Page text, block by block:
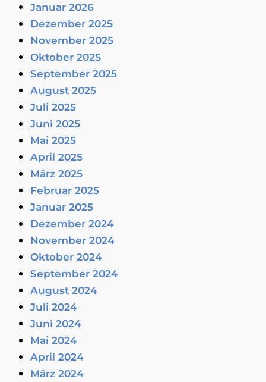
Januar 2026
Dezember 2025
November 2025
Oktober 2025
September 2025
August 2025
Juli 2025
Juni 2025
Mai 2025
April 2025
März 2025
Februar 2025
Januar 2025
Dezember 2024
November 2024
Oktober 2024
September 2024
August 2024
Juli 2024
Juni 2024
Mai 2024
April 2024
März 2024